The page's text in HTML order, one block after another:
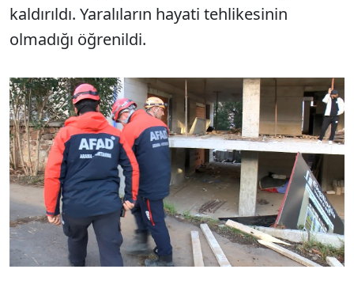
kaldırıldı. Yaralıların hayati tehlikesinin
olmadığı öğrenildi.